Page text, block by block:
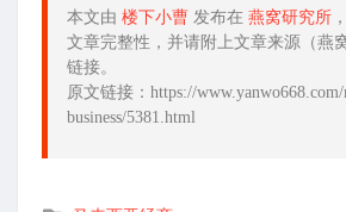
本文由 楼下小曹 发布在 燕窝研究所
文章完整性，并请附上文章来源（燕
链接。
原文链接：https://www.yanwo668.com/
business/5381.html